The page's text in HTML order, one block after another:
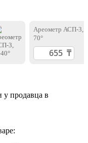
Ареометр АСП-3,
70°
у продавца в